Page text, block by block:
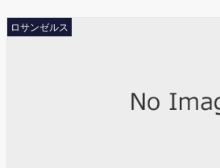
ロサンゼルス